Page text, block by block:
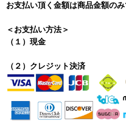
お支払い頂く金額は商品金額の
＜お支払い方法＞
（１）現金
（２）クレジット決済